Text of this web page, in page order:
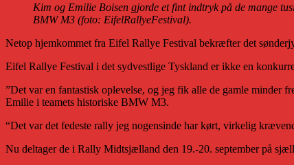
Kim og Emilie Boisen gjorde et fint indtryk på de mange
BMW M3 (foto: EifelRallyeFestival).
Netop hjemkommet fra Eifel Rallye Festival bekræfter det
Eifel Rallye Festival i det sydvestlige Tyskland er ikke en
”Det var en fantastisk oplevelse, og jeg fik alle de gamle minder
Emilie i teamets historiske BMW M3.
“Det var det fedeste rally jeg nogensinde har kørt, virkelig
Nu deltager de i Rally Midtsjælland den 19.-20. september på